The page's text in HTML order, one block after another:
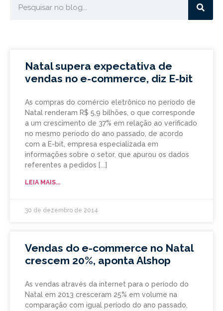
Natal supera expectativa de
vendas no e-commerce, diz E-bit
As compras do comércio eletrônico no período de
Natal renderam R$ 5,9 bilhões, o que corresponde
a um crescimento de 37% em relação ao verificado
no mesmo período do ano passado, de acordo
com a E-bit, empresa especializada em
informações sobre o setor, que apurou os dados
referentes a pedidos
LEIA MAIS...
30 de dezembro de 2014
Vendas do e-commerce no Natal
crescem 20%, aponta Alshop
As vendas através da internet para o período do
Natal em 2013 cresceram 25% em volume na
comparação com igual período do ano passado,